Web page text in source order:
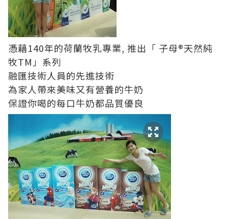
憑藉140年的荷蘭牧乳專業, 推出「 子母®天然純
牧TM 」系列
融匯技術人員的先進技術
為家人帶來美味又有營養的牛奶
保證你喝的每口牛奶都品質優良